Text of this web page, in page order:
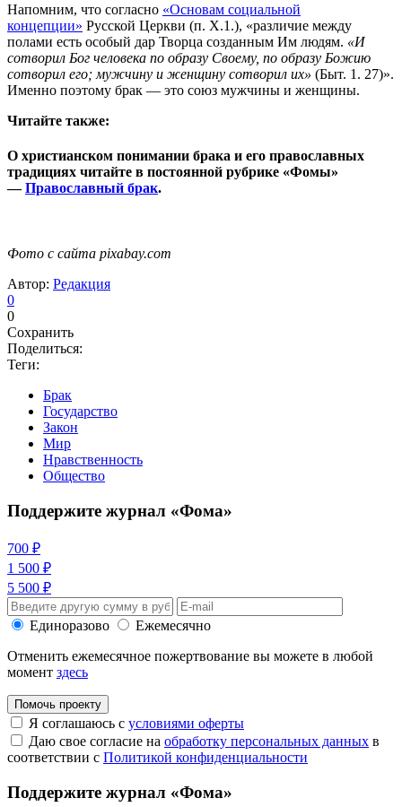
Напомним, что согласно «Основам социальной
концепции» Русской Церкви (п. Х.1.), «различие между
полами есть особый дар Творца созданным Им людям. «И
сотворил Бог человека по образу Своему, по образу Божию
сотворил его; мужчину и женщину сотворил их» (Быт. 1. 27)».
Именно поэтому брак — это союз мужчины и женщины.
Читайте также:
О христианском понимании брака и его православных
традициях читайте в постоянной рубрике «Фомы»
—Православный брак.
Фото с сайта pixabay.com
Автор: Редакция
0
0
Сохранить
Поделиться:
Теги:
Брак
Государство
Закон
Мир
Нравственность
Общество
Поддержите журнал «Фома»
700 ₽
1 500 ₽
5 500 ₽
Единоразово
Ежемесячно
Отменить ежемесячное пожертвование вы можете в любой
момент здесь
Помочь проекту
Я соглашаюсь с условиями оферты
Даю свое согласие на обработку персональных данных в
соответствии с Политикой конфиденциальности
Поддержите журнал «Фома»